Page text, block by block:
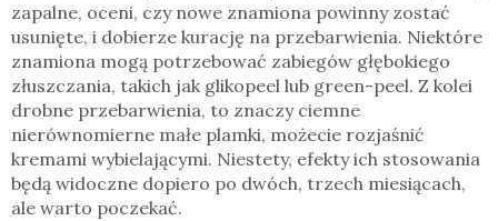
zapalne, oceni, czy nowe znamiona powinny zostać
usunięte, i dobierze kurację na przebarwienia. Niektóre
znamiona mogą potrzebować zabiegów głębokiego
złuszczania, takich jak glikopeel lub green-peel. Z kolei
drobne przebarwienia, to znaczy ciemne
nierównomierne małe plamki, możecie rozjaśnić
kremami wybielającymi. Niestety, efekty ich stosowania
będą widoczne dopiero po dwóch, trzech miesiącach,
ale warto poczekać.